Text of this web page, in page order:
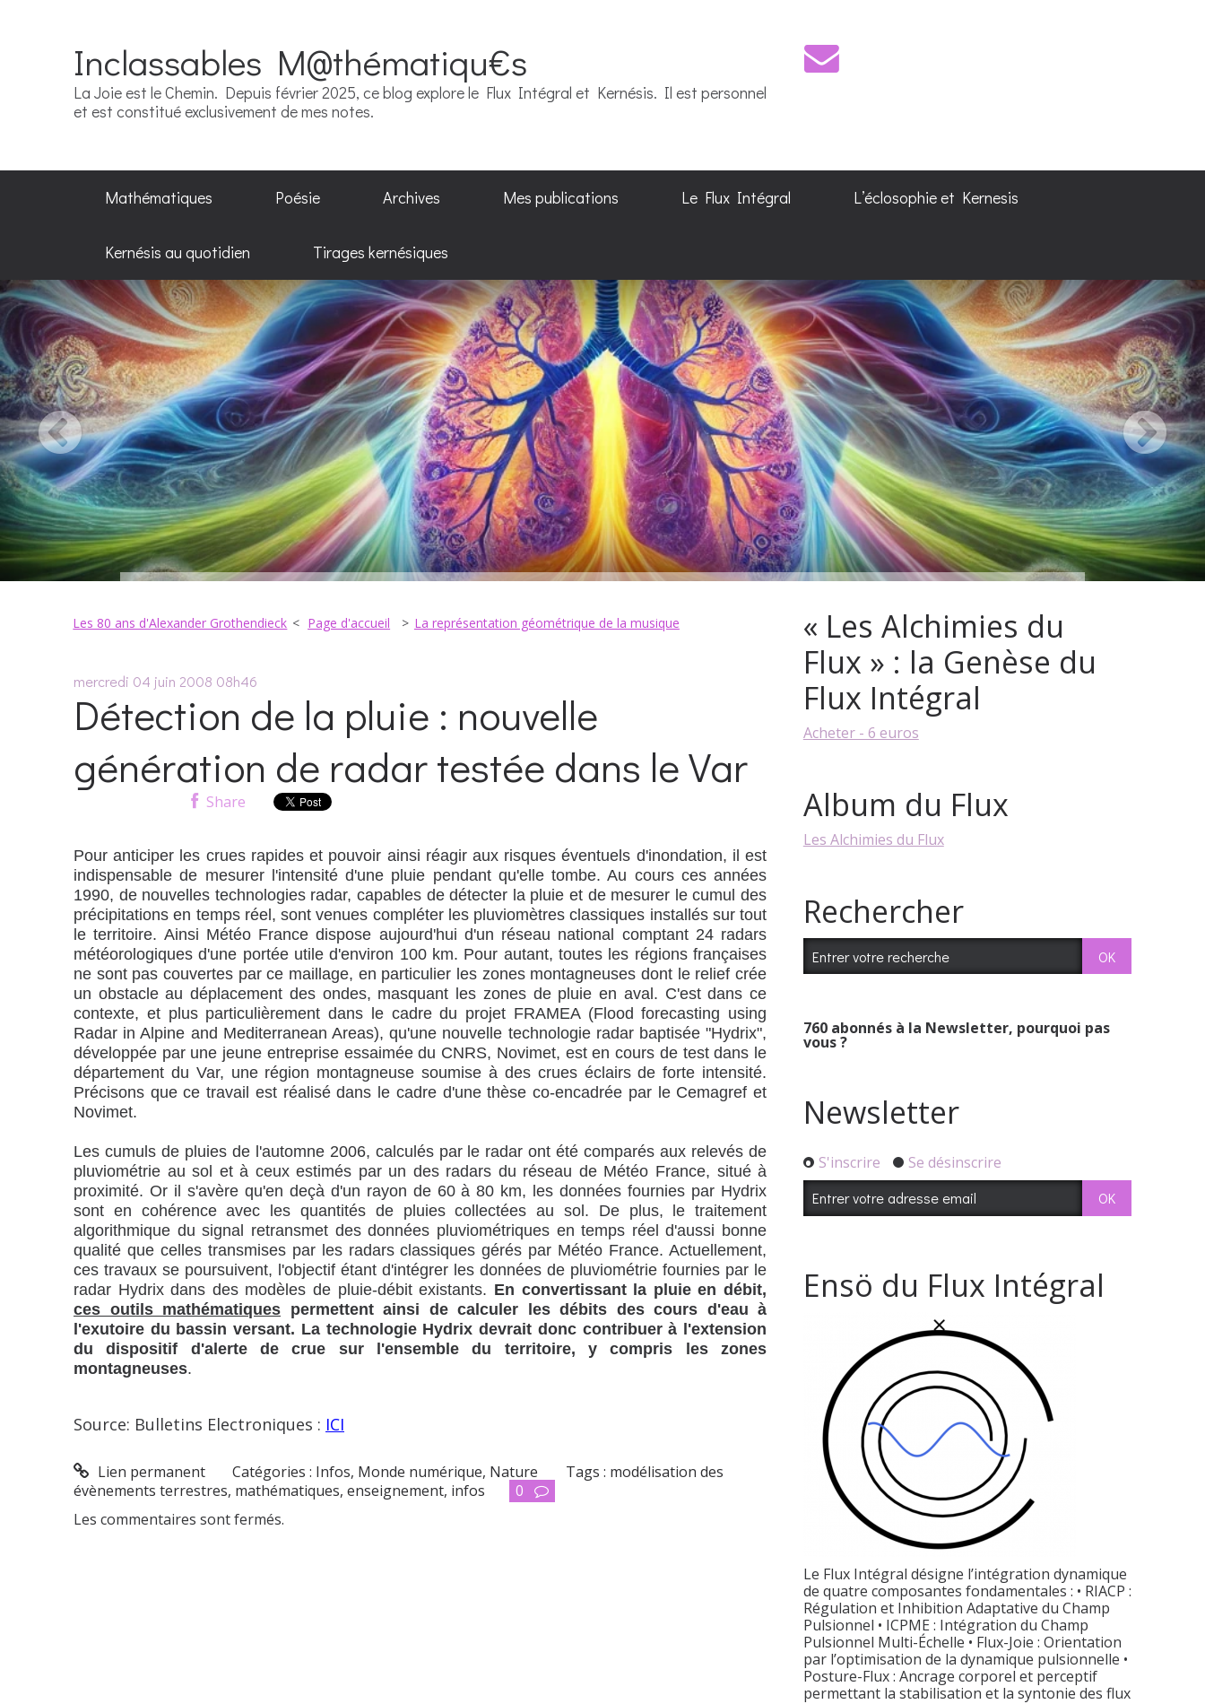
Inclassables M@thématiqu€s
La Joie est le Chemin. Depuis février 2025, ce blog explore le Flux Intégral et Kernésis. Il est personnel
et est constitué exclusivement de mes notes.
Mathématiques Poésie Archives Mes publications Le Flux Intégral L’éclosophie et Kernesis
Kernésis au quotidien Tirages kernésiques
Les 80 ans d'Alexander Grothendieck Page d'accueil La représentation géométrique de la musique
mercredi 04 juin 2008 08h46
Détection de la pluie : nouvelle
génération de radar testée dans le Var
Share
Pour anticiper les crues rapides et pouvoir ainsi réagir aux risques éventuels d'inondation, il est
indispensable de mesurer l'intensité d'une pluie pendant qu'elle tombe. Au cours ces années
1990, de nouvelles technologies radar, capables de détecter la pluie et de mesurer le cumul des
précipitations en temps réel, sont venues compléter les pluviomètres classiques installés sur tout
le territoire. Ainsi Météo France dispose aujourd'hui d'un réseau national comptant 24 radars
météorologiques d'une portée utile d'environ 100 km. Pour autant, toutes les régions françaises
ne sont pas couvertes par ce maillage, en particulier les zones montagneuses dont le relief crée
un obstacle au déplacement des ondes, masquant les zones de pluie en aval. C'est dans ce
contexte, et plus particulièrement dans le cadre du projet FRAMEA (Flood forecasting using
Radar in Alpine and Mediterranean Areas), qu'une nouvelle technologie radar baptisée "Hydrix",
développée par une jeune entreprise essaimée du CNRS, Novimet, est en cours de test dans le
département du Var, une région montagneuse soumise à des crues éclairs de forte intensité.
Précisons que ce travail est réalisé dans le cadre d'une thèse co-encadrée par le Cemagref et
Novimet.
Les cumuls de pluies de l'automne 2006, calculés par le radar ont été comparés aux relevés de
pluviométrie au sol et à ceux estimés par un des radars du réseau de Météo France, situé à
proximité. Or il s'avère qu'en deçà d'un rayon de 60 à 80 km, les données fournies par Hydrix
sont en cohérence avec les quantités de pluies collectées au sol. De plus, le traitement
algorithmique du signal retransmet des données pluviométriques en temps réel d'aussi bonne
qualité que celles transmises par les radars classiques gérés par Météo France. Actuellement,
ces travaux se poursuivent, l'objectif étant d'intégrer les données de pluviométrie fournies par le
radar Hydrix dans des modèles de pluie-débit existants. En convertissant la pluie en débit,
ces outils mathématiques permettent ainsi de calculer les débits des cours d'eau à
l'exutoire du bassin versant. La technologie Hydrix devrait donc contribuer à l'extension
du dispositif d'alerte de crue sur l'ensemble du territoire, y compris les zones
montagneuses.
Source: Bulletins Electroniques : ICI
Lien permanent Catégories : Infos, Monde numérique, Nature Tags : modélisation des
évènements terrestres, mathématiques, enseignement, infos
0
Les commentaires sont fermés.
« Les Alchimies du
Flux » : la Genèse du
Flux Intégral
Acheter - 6 euros
Album du Flux
Les Alchimies du Flux
Rechercher
760abonnés à la Newsletter, pourquoi pas
vous ?
Newsletter
S'inscrire Se désinscrire
Ensö du Flux Intégral
Le Flux Intégral désigne l’intégration dynamique
de quatre composantes fondamentales : • RIACP :
Régulation et Inhibition Adaptative du Champ
Pulsionnel • ICPME : Intégration du Champ
Pulsionnel Multi-Échelle • Flux-Joie : Orientation
par l’optimisation de la dynamique pulsionnelle •
Posture-Flux : Ancrage corporel et perceptif
permettant la stabilisation et la syntonie des flux